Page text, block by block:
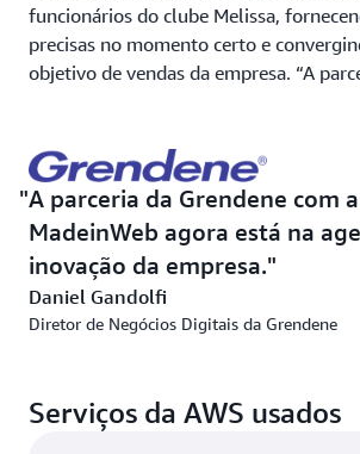
funcionários do clube Melissa,
precisas no momento certo e
objetivo de vendas da empresa. “A
iniciativa trará experiência digital para
Solução | Fornecendo recomendações
Quando a fase de testes estiver
assistente virtual será disponibilizado
Tremarim acredita que a introdução de
tecnologias tende a fazer com que os
A parceria da Grendene com a
MadeinWeb agora está na
inovação da empresa.
Daniel Gandolfi
Diretor de Negócios Digitais da Grendene
Serviços da AWS usados